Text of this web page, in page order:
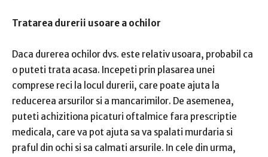
Tratarea durerii usoare a ochilor
Daca durerea ochilor dvs. este relativ usoara, probabil ca
o puteti trata acasa. Incepeti prin plasarea unei
comprese reci la locul durerii, care poate ajuta la
reducerea arsurilor si a mancarimilor. De asemenea,
puteti achizitiona picaturi oftalmice fara prescriptie
medicala, care va pot ajuta sa va spalati murdaria si
praful din ochi si sa calmati arsurile. In cele din urma,